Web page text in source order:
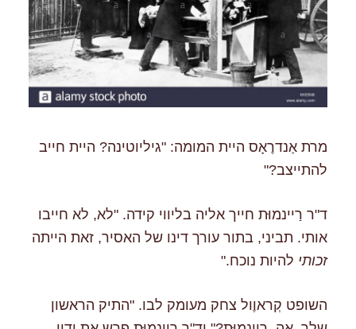
מרת אַנדרֶאָס היית המומה: "גיליוטינה? היית חייב
להתייצב?"
ד"ר רַיינמוּּת חייך אליה בליווי קידה. "לא, לא חייבו
אותי. תביני, בתור עורך דינו של האסיר, זאת הייתה
זכותי להיות נוכח."
השופט קְראוֶול צחק מעומק לבו. "התיק הראשון